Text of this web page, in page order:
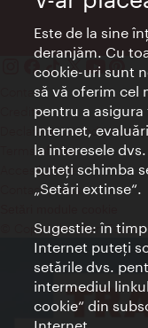
Contact
Credits
Declaraţie privind
Terms of Use
Accesibilitate
Contact presa
© Copyright Wien
Este de la sine
deranjăm. Cu
cookie-uri sunt
să vă oferim cel
pentru a
Internet,
la interesele
puteţi schimba
„Setări extinse“.
Sugestie: în
Internet puteţi
setările dvs.
intermediul
cookie“ din